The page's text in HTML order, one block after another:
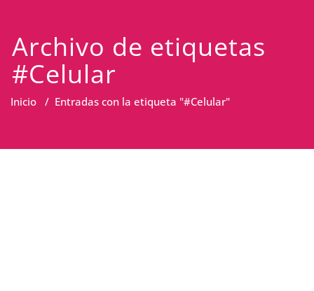
Archivo de etiquetas
#Celular
Inicio / Entradas con la etiqueta "#Celular"